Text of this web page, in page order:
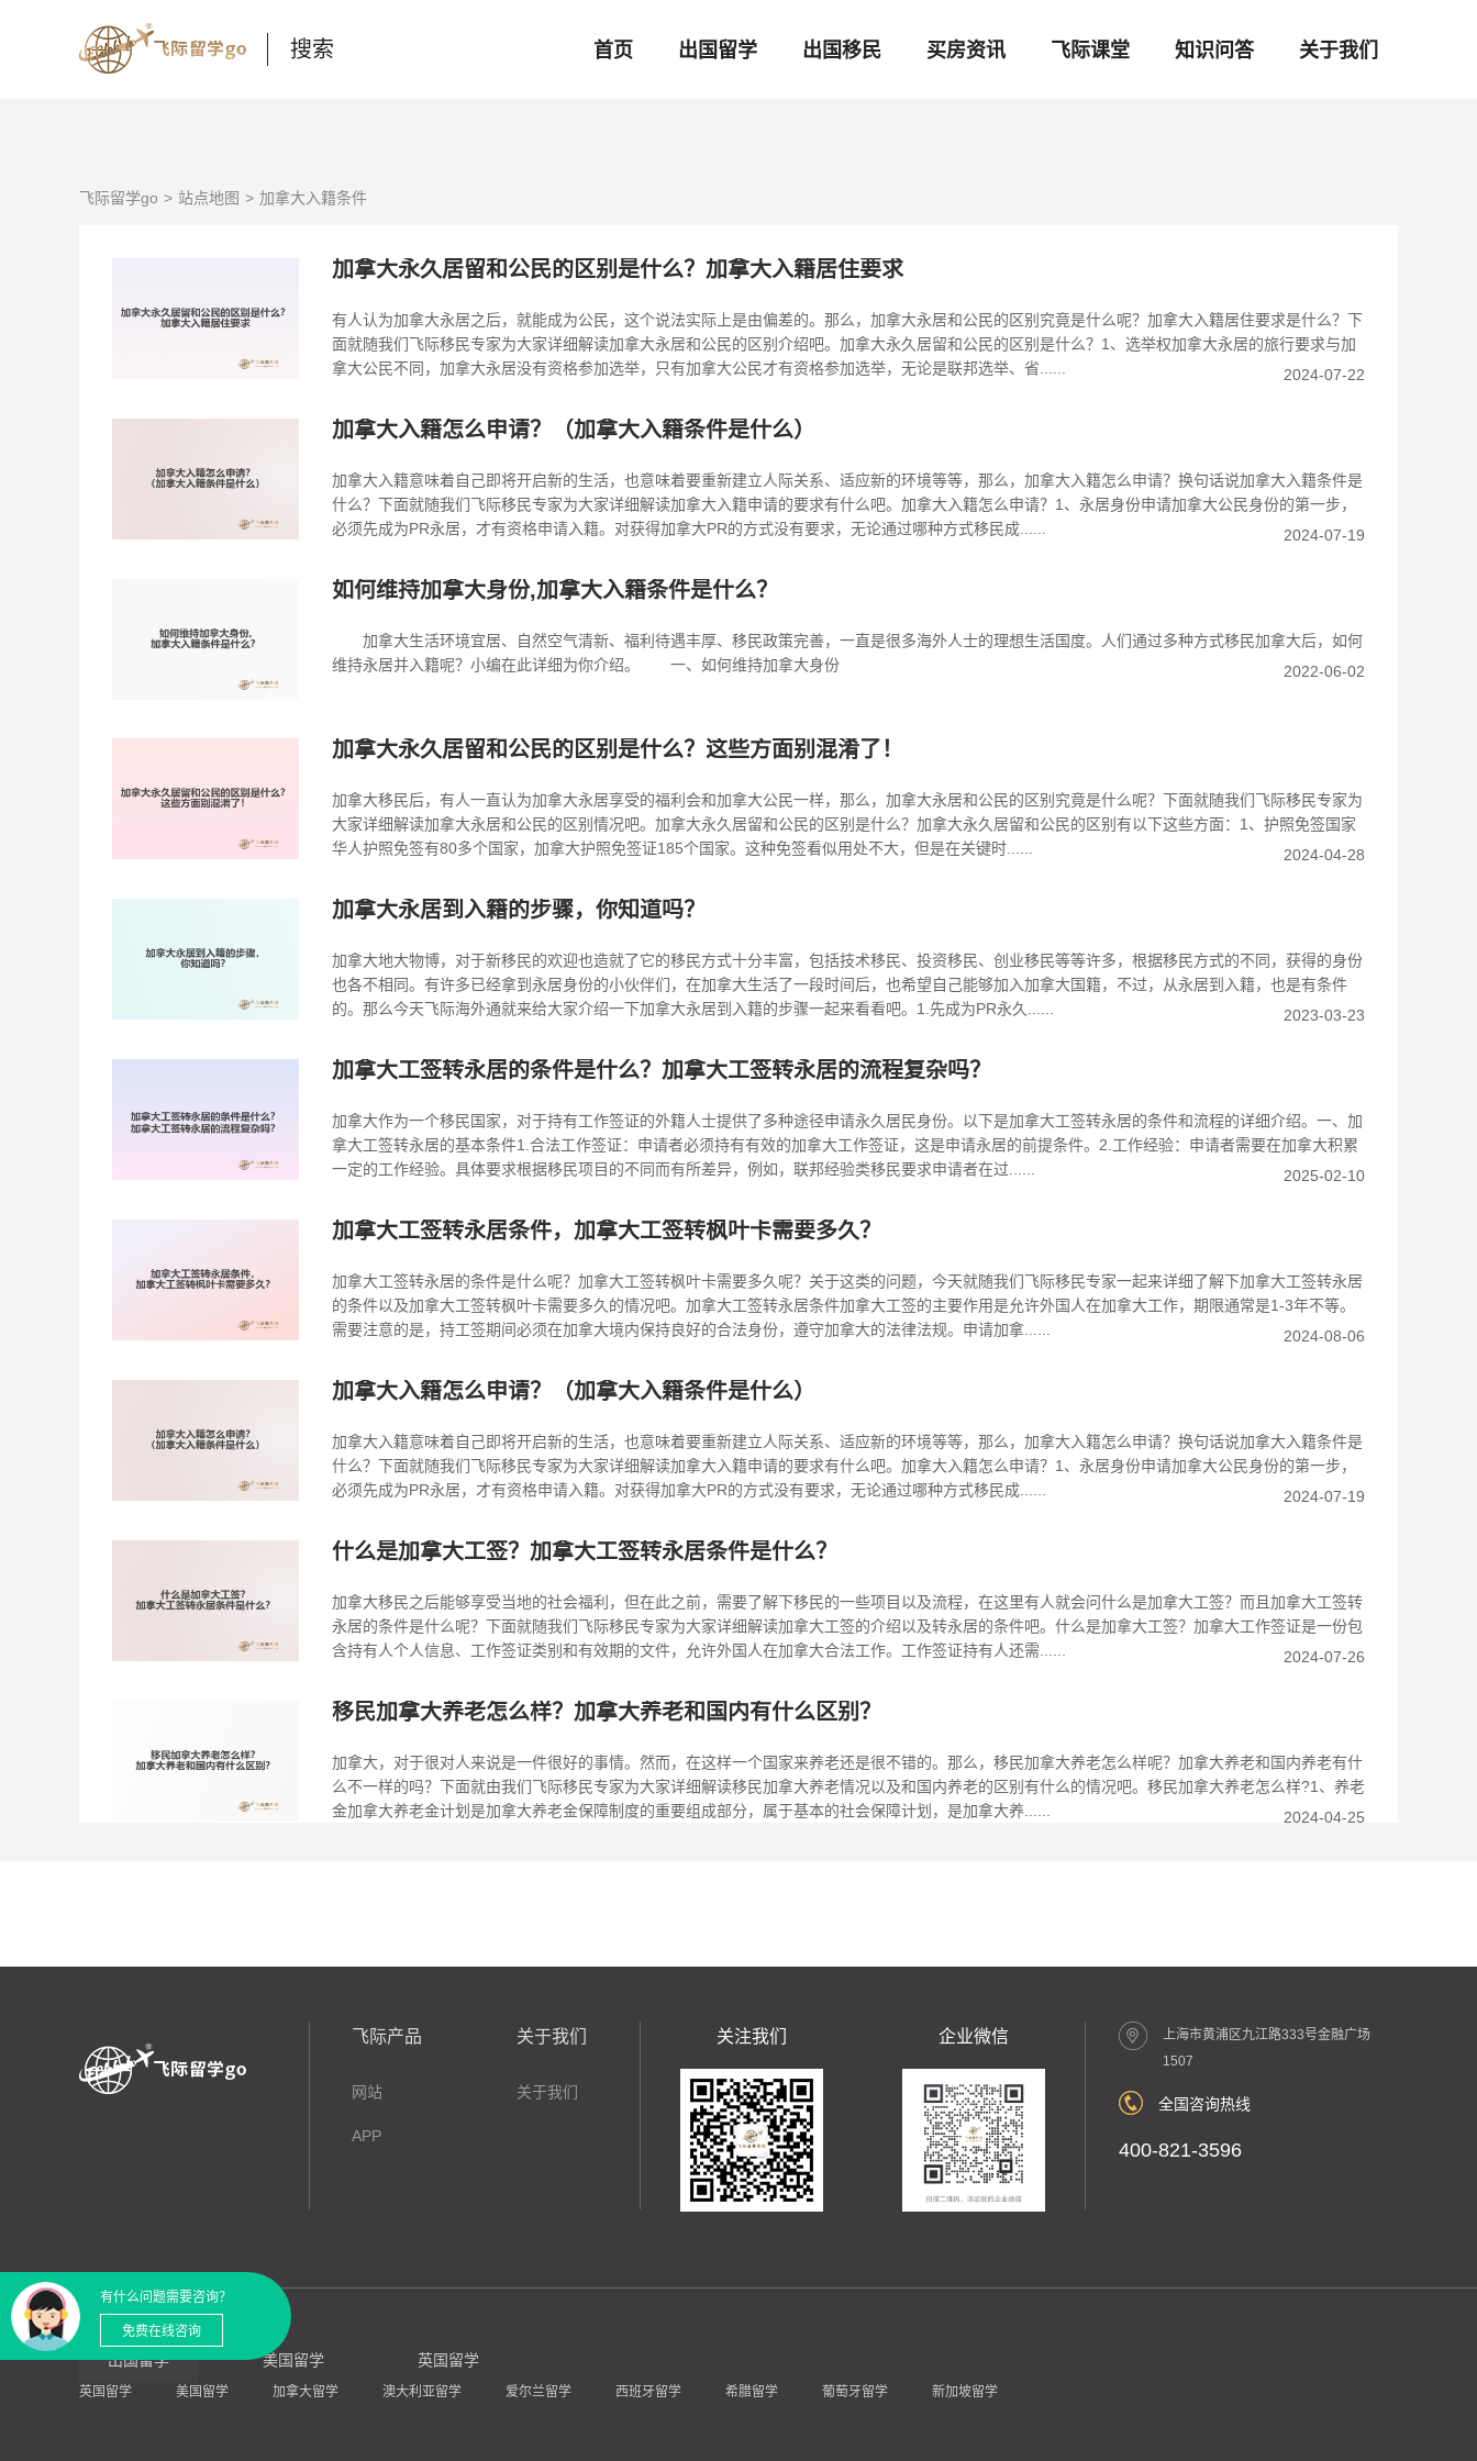
搜索 首页 出国留学 出国移民 买房资讯 飞际课堂 知识问答 关于我们
飞际留学go 站点地图 加拿大入籍条件
加拿大永久居留和公民的区别是什么？加拿大入籍居住要求
有人认为加拿大永居之后，就能成为公民，这个说法实际上是由偏差的。那么，加拿大永居和公民的区别究竟是什么呢？加拿大入籍居住要求是什么？下
面就随我们飞际移民专家为大家详细解读加拿大永居和公民的区别介绍吧。加拿大永久居留和公民的区别是什么？1、选举权加拿大永居的旅行要求与加
拿大公民不同，加拿大永居没有资格参加选举，只有加拿大公民才有资格参加选举，无论是联邦选举、省......
2024-07-22
加拿大入籍怎么申请？（加拿大入籍条件是什么）
加拿大入籍意味着自己即将开启新的生活，也意味着要重新建立人际关系、适应新的环境等等，那么，加拿大入籍怎么申请？换句话说加拿大入籍条件是
什么？下面就随我们飞际移民专家为大家详细解读加拿大入籍申请的要求有什么吧。加拿大入籍怎么申请？1、永居身份申请加拿大公民身份的第一步，
必须先成为PR永居，才有资格申请入籍。对获得加拿大PR的方式没有要求，无论通过哪种方式移民成......
2024-07-19
如何维持加拿大身份,加拿大入籍条件是什么？
加拿大生活环境宜居、自然空气清新、福利待遇丰厚、移民政策完善，一直是很多海外人士的理想生活国度。人们通过多种方式移民加拿大后，如何
维持永居并入籍呢？小编在此详细为你介绍。 一、如何维持加拿大身份
2022-06-02
加拿大永久居留和公民的区别是什么？这些方面别混淆了！
加拿大移民后，有人一直认为加拿大永居享受的福利会和加拿大公民一样，那么，加拿大永居和公民的区别究竟是什么呢？下面就随我们飞际移民专家为
大家详细解读加拿大永居和公民的区别情况吧。加拿大永久居留和公民的区别是什么？加拿大永久居留和公民的区别有以下这些方面：1、护照免签国家
华人护照免签有80多个国家，加拿大护照免签证185个国家。这种免签看似用处不大，但是在关键时......
2024-04-28
加拿大永居到入籍的步骤，你知道吗？
加拿大地大物博，对于新移民的欢迎也造就了它的移民方式十分丰富，包括技术移民、投资移民、创业移民等等许多，根据移民方式的不同，获得的身份
也各不相同。有许多已经拿到永居身份的小伙伴们，在加拿大生活了一段时间后，也希望自己能够加入加拿大国籍，不过，从永居到入籍，也是有条件
的。那么今天飞际海外通就来给大家介绍一下加拿大永居到入籍的步骤一起来看看吧。1.先成为PR永久......
2023-03-23
加拿大工签转永居的条件是什么？加拿大工签转永居的流程复杂吗？
加拿大作为一个移民国家，对于持有工作签证的外籍人士提供了多种途径申请永久居民身份。以下是加拿大工签转永居的条件和流程的详细介绍。一、加
拿大工签转永居的基本条件1.合法工作签证：申请者必须持有有效的加拿大工作签证，这是申请永居的前提条件。2.工作经验：申请者需要在加拿大积累
一定的工作经验。具体要求根据移民项目的不同而有所差异，例如，联邦经验类移民要求申请者在过......
2025-02-10
加拿大工签转永居条件，加拿大工签转枫叶卡需要多久？
加拿大工签转永居的条件是什么呢？加拿大工签转枫叶卡需要多久呢？关于这类的问题，今天就随我们飞际移民专家一起来详细了解下加拿大工签转永居
的条件以及加拿大工签转枫叶卡需要多久的情况吧。加拿大工签转永居条件加拿大工签的主要作用是允许外国人在加拿大工作，期限通常是1-3年不等。
需要注意的是，持工签期间必须在加拿大境内保持良好的合法身份，遵守加拿大的法律法规。申请加拿......
2024-08-06
加拿大入籍怎么申请？（加拿大入籍条件是什么）
加拿大入籍意味着自己即将开启新的生活，也意味着要重新建立人际关系、适应新的环境等等，那么，加拿大入籍怎么申请？换句话说加拿大入籍条件是
什么？下面就随我们飞际移民专家为大家详细解读加拿大入籍申请的要求有什么吧。加拿大入籍怎么申请？1、永居身份申请加拿大公民身份的第一步，
必须先成为PR永居，才有资格申请入籍。对获得加拿大PR的方式没有要求，无论通过哪种方式移民成......
2024-07-19
什么是加拿大工签？加拿大工签转永居条件是什么？
加拿大移民之后能够享受当地的社会福利，但在此之前，需要了解下移民的一些项目以及流程，在这里有人就会问什么是加拿大工签？而且加拿大工签转
永居的条件是什么呢？下面就随我们飞际移民专家为大家详细解读加拿大工签的介绍以及转永居的条件吧。什么是加拿大工签？加拿大工作签证是一份包
含持有人个人信息、工作签证类别和有效期的文件，允许外国人在加拿大合法工作。工作签证持有人还需......
2024-07-26
移民加拿大养老怎么样？加拿大养老和国内有什么区别？
加拿大，对于很对人来说是一件很好的事情。然而，在这样一个国家来养老还是很不错的。那么，移民加拿大养老怎么样呢？加拿大养老和国内养老有什
么不一样的吗？下面就由我们飞际移民专家为大家详细解读移民加拿大养老情况以及和国内养老的区别有什么的情况吧。移民加拿大养老怎么样?1、养老
金加拿大养老金计划是加拿大养老金保障制度的重要组成部分，属于基本的社会保障计划，是加拿大养......
2024-04-25
有什么问题需要咨询？
免费在线咨询
飞际产品
网站
APP
关于我们
关于我们
关注我们 企业微信
上海市黄浦区九江路333号金融广场
1507
全国咨询热线
400-821-3596
出国留学 美国留学 英国留学
英国留学 美国留学 加拿大留学 澳大利亚留学 爱尔兰留学 西班牙留学 希腊留学 葡萄牙留学 新加坡留学